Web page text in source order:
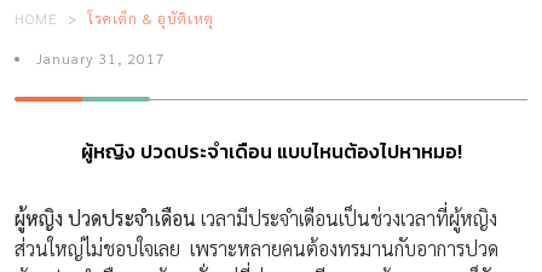
HOME โรคเด็ก & อุบัติเหตุ
January 31, 2017
ผู้หญิง ปวดประจำเดือน แบบไหนต้องไปหาหมอ!
ผู้หญิง ปวดประจำเดือน เวลามีประจำเดือนเป็นช่วงเวลาที่ผู้หญิง
ส่วนใหญ่ไม่ชอบใจเลย เพราะหลายคนต้องทรมานกับอาการปวด